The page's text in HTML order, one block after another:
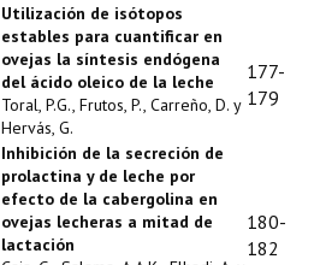
Utilización de isótopos
estables para cuantificar en
ovejas la síntesis endógena
del ácido oleico de la leche
Toral, P.G., Frutos, P., Carreño, D. y
Hervás, G.
177-
179
Inhibición de la secreción de
prolactina y de leche por
efecto de la cabergolina en
ovejas lecheras a mitad de
lactación
180-
182